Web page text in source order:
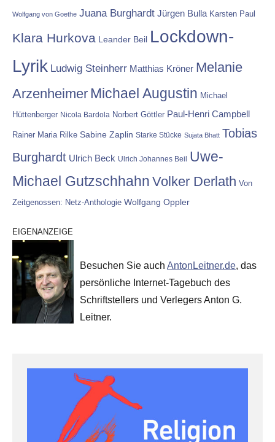
Wolfgang von Goethe Juana Burghardt Jürgen Bulla Karsten Paul
Klara Hurkova Leander Beil Lockdown-
Lyrik Ludwig Steinherr Matthias Kröner Melanie
Arzenheimer Michael Augustin Michael
Hüttenberger Nicola Bardola Norbert Göttler Paul-Henri Campbell
Rainer Maria Rilke Sabine Zaplin Starke Stücke Sujata Bhatt Tobias
Burghardt Ulrich Beck Ulrich Johannes Beil Uwe-
Michael Gutzschhahn Volker Derlath Von
Zeitgenossen: Netz-Anthologie Wolfgang Oppler
EIGENANZEIGE
Besuchen Sie auch AntonLeitner.de, das
persönliche Internet-Tagebuch des
Schriftstellers und Verlegers Anton G.
Leitner.